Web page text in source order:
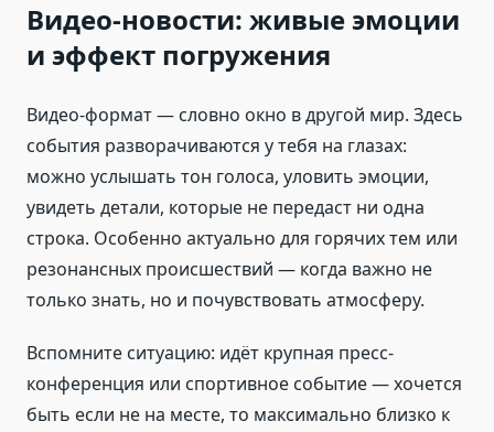
Видео-новости: живые эмоции
и эффект погружения
Видео-формат — словно окно в другой мир. Здесь
события разворачиваются у тебя на глазах:
можно услышать тон голоса, уловить эмоции,
увидеть детали, которые не передаст ни одна
строка. Особенно актуально для горячих тем или
резонансных происшествий — когда важно не
только знать, но и почувствовать атмосферу.
Вспомните ситуацию: идёт крупная пресс-
конференция или спортивное событие — хочется
быть если не на месте, то максимально близко к